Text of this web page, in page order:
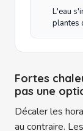
L'eau
plantes
Fortes
pas une
Décaler les
au contraire.